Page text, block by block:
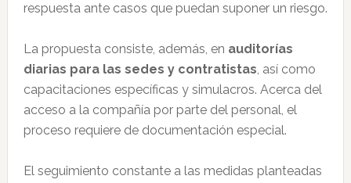
respuesta ante casos que puedan suponer un riesgo.
La propuesta consiste, además, en auditorías
diarias para las sedes y contratistas, así como
capacitaciones específicas y simulacros. Acerca del
acceso a la compañía por parte del personal, el
proceso requiere de documentación especial.
El seguimiento constante a las medidas planteadas